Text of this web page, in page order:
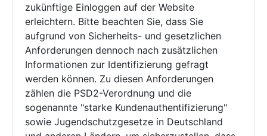
zukünftige Einloggen auf der Website
erleichtern. Bitte beachten Sie, dass Sie
aufgrund von Sicherheits- und gesetzlichen
Anforderungen dennoch nach zusätzlichen
Informationen zur Identifizierung gefragt
werden können. Zu diesen Anforderungen
zählen die PSD2-Verordnung und die
sogenannte "starke Kundenauthentifizierung"
sowie Jugendschutzgesetze in Deutschland